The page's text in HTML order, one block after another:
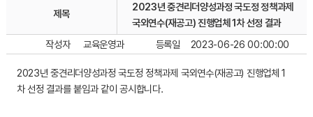
제목
2023년 중견리더양성과정 국도정 정책과제
국외연수(재공고) 진행업체 1차 선정 결과
등록일
2023-06-26 00:00:00
작성자 교육운영과
2023년 중견리더양성과정 국도정 정책과제 국외연수(재공고) 진행업체 1
차 선정 결과를 붙임과 같이 공시합니다.